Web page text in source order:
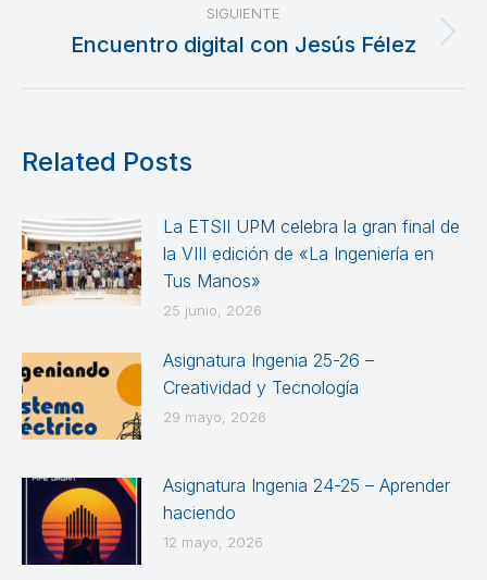
SIGUIENTE
Publicación
Encuentro digital con Jesús Félez
Related Posts
La ETSII UPM celebra la gran final de
la VIII edición de «La Ingeniería en
Tus Manos»
25 junio, 2026
Asignatura Ingenia 25-26 –
Creatividad y Tecnología
29 mayo, 2026
Asignatura Ingenia 24-25 – Aprender
haciendo
12 mayo, 2026